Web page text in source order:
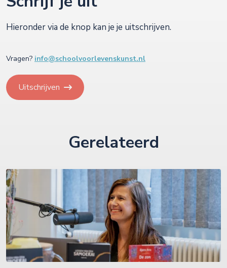
Hieronder via de knop kan je je uitschrijven.
Vragen? info@schoolvoorlevenskunst.nl
Uitschrijven
Gerelateerd